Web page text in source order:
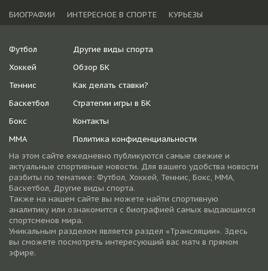
БИОГРАФИИ
ИНТЕРЕСНОЕ В СПОРТЕ КУРЬЕЗЫ
Футбол
Хоккей
Теннис
Баскетбол
Бокс
ММА
Другие виды спорта
Обзор БК
Как делать ставки?
Стратегии игры в БК
Контакты
Политика конфиденциальности
На этом сайте ежедневно публикуются самые свежие и
актуальные спортивные новости. Для вашего удобства новости
разбиты по тематике: Футбол, Хоккей, Теннис, Бокс, ММА,
Баскетбол, Другие виды спорта.
Также на нашем сайте вы можете найти спортивную
аналитику или ознакомится с биографией самых выдающихся
спортсменов мира.
Уникальным разделом является раздел «Трансляции». Здесь
вы сможете посмотреть интересующий вас матч в прямом
эфире.